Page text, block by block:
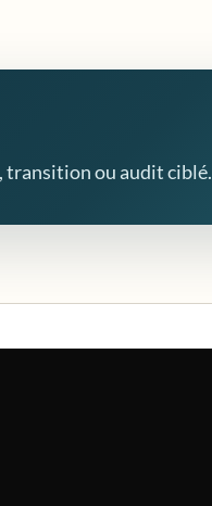
transition ou audit ciblé.